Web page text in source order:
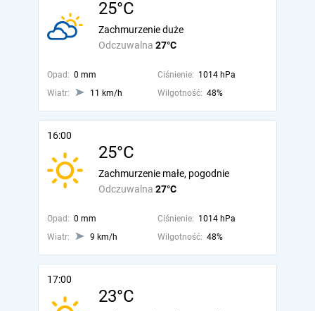
25°C
Odczuwalna 27°C
Zachmurzenie duże
Opad: 0 mm Ciśnienie: 1014 hPa
Wiatr:
11 km/h Wilgotność: 48%
16:00
25°C
Odczuwalna 27°C
Zachmurzenie małe, pogodnie
Opad: 0 mm Ciśnienie: 1014 hPa
Wiatr:
9 km/h Wilgotność: 48%
17:00
23°C